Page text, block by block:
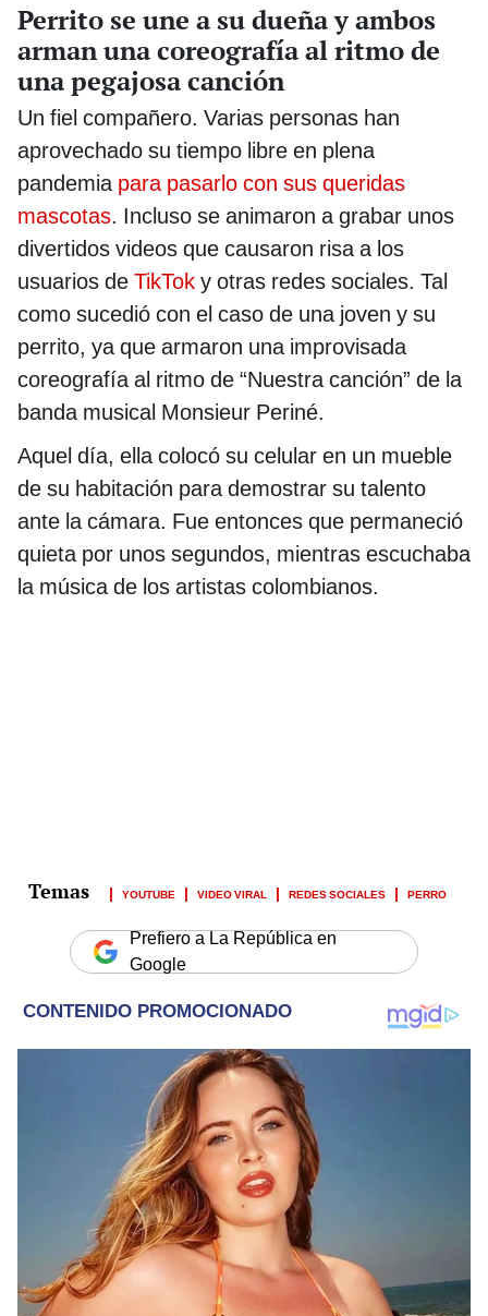
Perrito se une a su dueña y ambos
arman una coreografía al ritmo de
una pegajosa canción
Un fiel compañero. Varias personas han
aprovechado su tiempo libre en plena
pandemia para pasarlo con sus queridas
mascotas. Incluso se animaron a grabar unos
divertidos videos que causaron risa a los
usuarios de TikTok y otras redes sociales. Tal
como sucedió con el caso de una joven y su
perrito, ya que armaron una improvisada
coreografía al ritmo de “Nuestra canción” de la
banda musical Monsieur Periné.
Aquel día, ella colocó su celular en un mueble
de su habitación para demostrar su talento
ante la cámara. Fue entonces que permaneció
quieta por unos segundos, mientras escuchaba
la música de los artistas colombianos.
YOUTUBE VIDEO VIRAL REDES SOCIALES PERRO
Prefiero a La República en
Google